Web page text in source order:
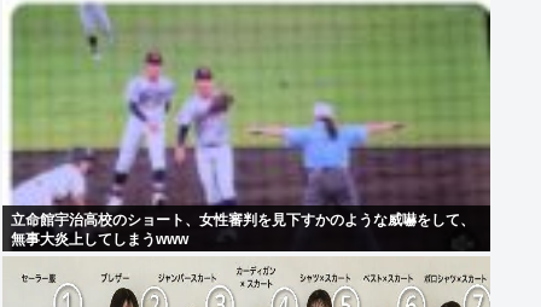
立命館宇治高校のショート、女性審判を見下すかのような威嚇をして、
無事大炎上してしまうwww